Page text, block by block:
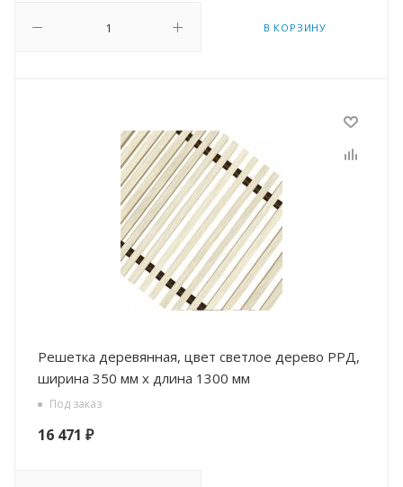
В КОРЗИНУ
Решетка деревянная, цвет светлое дерево РРД,
ширина 350 мм х длина 1300 мм
Под заказ
16 471 ₽